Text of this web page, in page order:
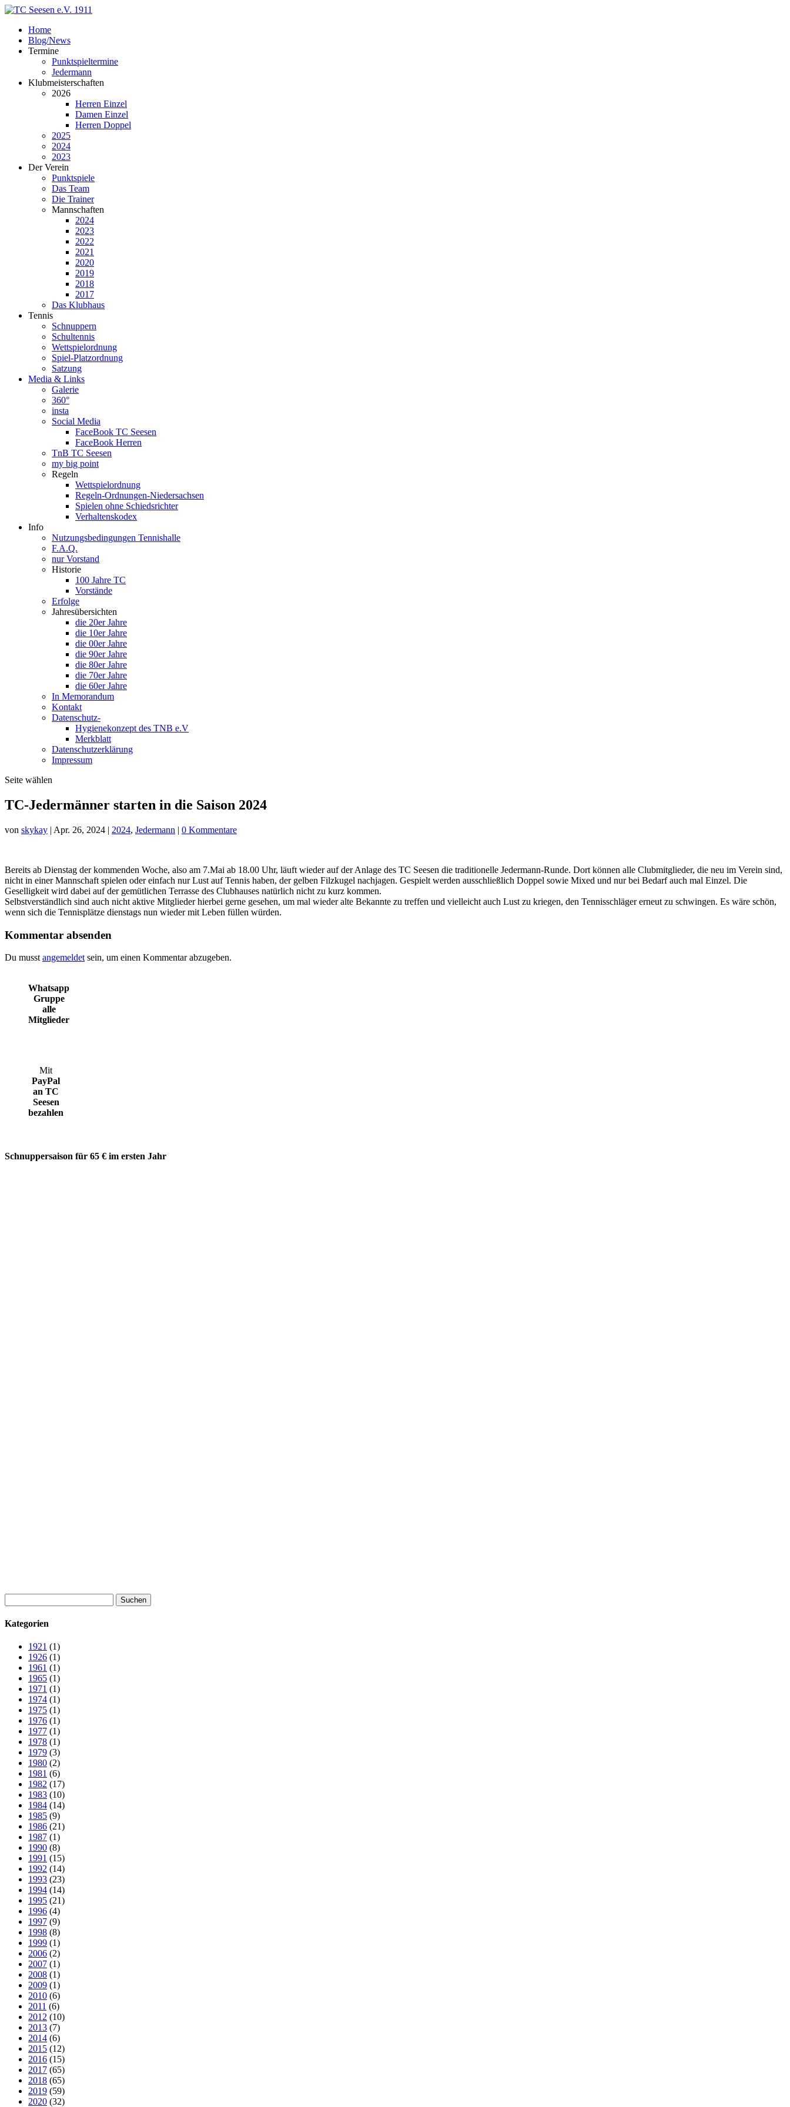
Home
Blog/News
Termine
Punktspieltermine
Jedermann
Klubmeisterschaften
2026
Herren Einzel
Damen Einzel
Herren Doppel
2025
2024
2023
Der Verein
Punktspiele
Das Team
Die Trainer
Mannschaften
2024
2023
2022
2021
2020
2019
2018
2017
Das Klubhaus
Tennis
Schnuppern
Schultennis
Wettspielordnung
Spiel-Platzordnung
Satzung
Media & Links
Galerie
360°
insta
Social Media
FaceBook TC Seesen
FaceBook Herren
TnB TC Seesen
my big point
Regeln
Wettspielordnung
Regeln-Ordnungen-Niedersachsen
Spielen ohne Schiedsrichter
Verhaltenskodex
Info
Nutzungsbedingungen Tennishalle
F.A.Q.
nur Vorstand
Historie
100 Jahre TC
Vorstände
Erfolge
Jahresübersichten
die 20er Jahre
die 10er Jahre
die 00er Jahre
die 90er Jahre
die 80er Jahre
die 70er Jahre
die 60er Jahre
In Memorandum
Kontakt
Datenschutz-
Hygienekonzept des TNB e.V
Merkblatt
Datenschutzerklärung
Impressum
Seite wählen
TC-Jedermänner starten in die Saison 2024
von skykay | Apr. 26, 2024 | 2024, Jedermann | 0 Kommentare
Bereits ab Dienstag der kommenden Woche, also am 7.Mai ab 18.00 Uhr, läuft wieder auf der Anlage des TC Seesen die traditionelle Jedermann-Runde. Dort können alle Clubmitglieder, die neu im Verein sind,
nicht in einer Mannschaft spielen oder einfach nur Lust auf Tennis haben, der gelben Filzkugel nachjagen. Gespielt werden ausschließlich Doppel sowie Mixed und nur bei Bedarf auch mal Einzel. Die
Geselligkeit wird dabei auf der gemütlichen Terrasse des Clubhauses natürlich nicht zu kurz kommen.
Selbstverständlich sind auch nicht aktive Mitglieder hierbei gerne gesehen, um mal wieder alte Bekannte zu treffen und vielleicht auch Lust zu kriegen, den Tennisschläger erneut zu schwingen. Es wäre schön,
wenn sich die Tennisplätze dienstags nun wieder mit Leben füllen würden.
Kommentar absenden
Du musst angemeldet sein, um einen Kommentar abzugeben.
Whatsapp
Gruppe
alle
Mitglieder
Mit
PayPal
an TC
Seesen
bezahlen
Schnuppersaison für 65 € im ersten Jahr
nach:
Kategorien
1921 (1)
1926 (1)
1961 (1)
1965 (1)
1971 (1)
1974 (1)
1975 (1)
1976 (1)
1977 (1)
1978 (1)
1979 (3)
1980 (2)
1981 (6)
1982 (17)
1983 (10)
1984 (14)
1985 (9)
1986 (21)
1987 (1)
1990 (8)
1991 (15)
1992 (14)
1993 (23)
1994 (14)
1995 (21)
1996 (4)
1997 (9)
1998 (8)
1999 (1)
2006 (2)
2007 (1)
2008 (1)
2009 (1)
2010 (6)
2011 (6)
2012 (10)
2013 (7)
2014 (6)
2015 (12)
2016 (15)
2017 (65)
2018 (65)
2019 (59)
2020 (32)